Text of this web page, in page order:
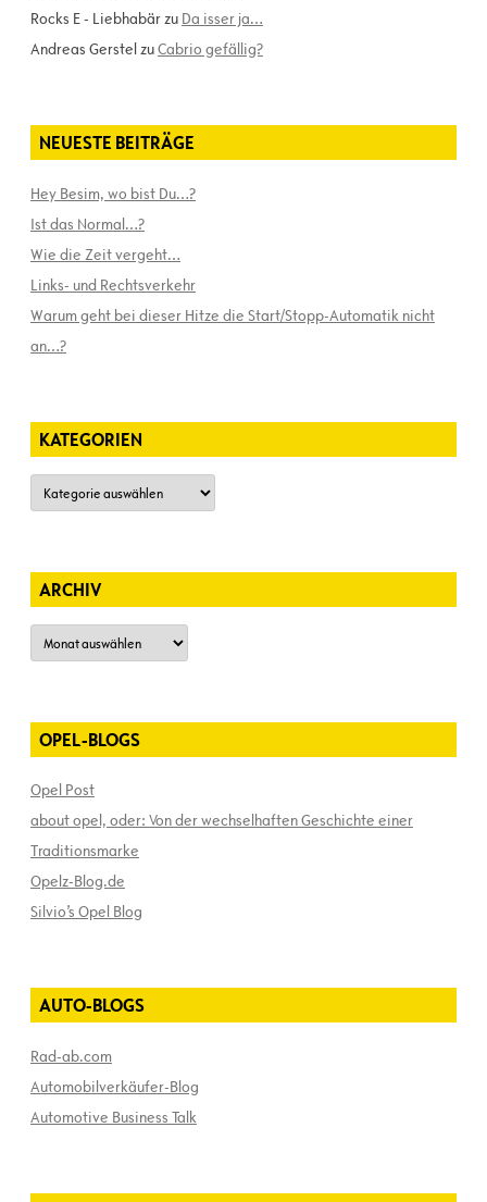
Rocks E - Liebhabärzu Da isser ja…
Andreas Gerstel zuCabrio gefällig?
NEUESTE BEITRÄGE
Hey Besim, wo bist Du…?
Ist das Normal…?
Wie die Zeit vergeht…
Links- und Rechtsverkehr
Warum geht bei dieser Hitze die Start/Stopp-Automatik nicht
an…?
KATEGORIEN
Kategorien
ARCHIV
Archiv
OPEL-BLOGS
Opel Post
about opel, oder: Von der wechselhaften Geschichte einer
Traditionsmarke
Opelz-Blog.de
Silvio’s Opel Blog
AUTO-BLOGS
Rad-ab.com
Automobilverkäufer-Blog
Automotive Business Talk